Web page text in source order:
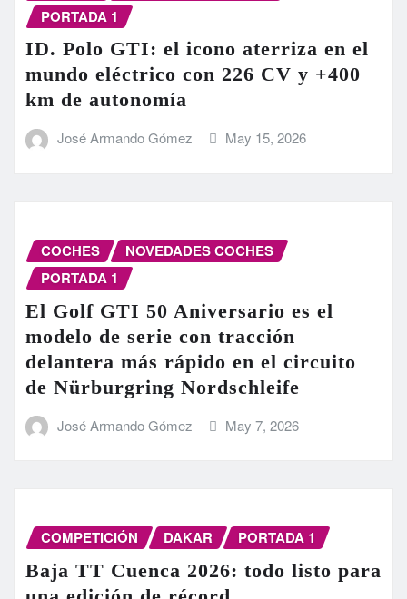
PORTADA 1
ID. Polo GTI: el icono aterriza en el
mundo eléctrico con 226 CV y +400
km de autonomía
José Armando Gómez May 15, 2026
COCHES
NOVEDADES COCHES
PORTADA 1
El Golf GTI 50 Aniversario es el
modelo de serie con tracción
delantera más rápido en el circuito
de Nürburgring Nordschleife
José Armando Gómez May 7, 2026
COMPETICIÓN DAKAR PORTADA 1
Baja TT Cuenca 2026: todo listo para